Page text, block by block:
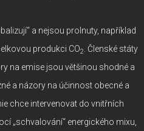
a nejsou prolnuty, například
produkci CO2. Členské státy
na emise jsou většinou shodné a
a názory na účinnost obecné a
chce intervenovat do vnitřních
„schvalování“ energického mixu,